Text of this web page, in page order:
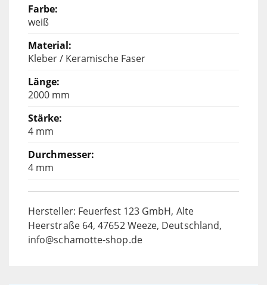
weiß
Kleber / Keramische Faser
2000 mm
4 mm
4 mm
Hersteller: Feuerfest 123 GmbH, Alte
Heerstraße 64, 47652 Weeze, Deutschland,
info@schamotte-shop.de